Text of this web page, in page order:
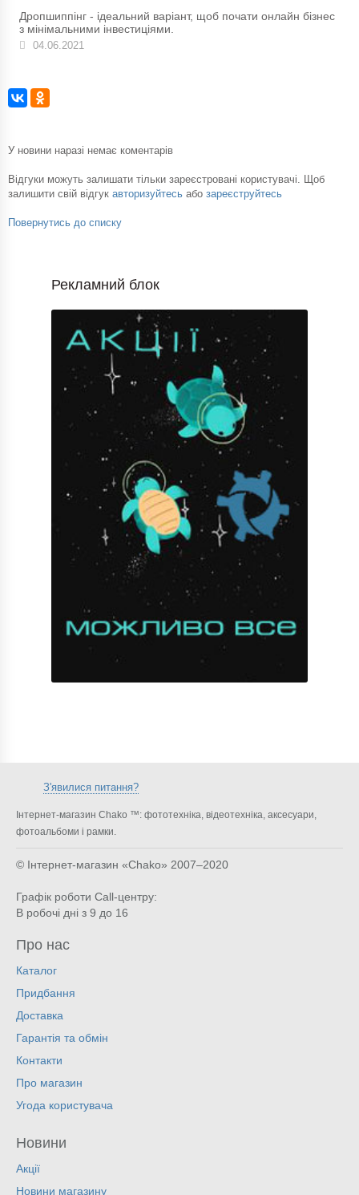
Дропшиппінг - ідеальний варіант, щоб почати онлайн бізнес
з мінімальними інвестиціями.
04.06.2021
У новини наразі немає коментарів
Відгуки можуть залишати тільки зареєстровані користувачі. Щоб
залишити свій відгук авторизуйтесь або зареєструйтесь
Повернутись до списку
Рекламний блок
З'явилися питання?
Інтернет-магазин Chako ™: фототехніка, відеотехніка, аксесуари,
фотоальбоми і рамки.
© Інтернет-магазин «Chako» 2007–2020
Графік роботи Call-центру:
В робочі дні з 9 до 16
Про нас
Каталог
Придбання
Доставка
Гарантія та обмін
Контакти
Про магазин
Угода користувача
Новини
Акції
Новини магазину